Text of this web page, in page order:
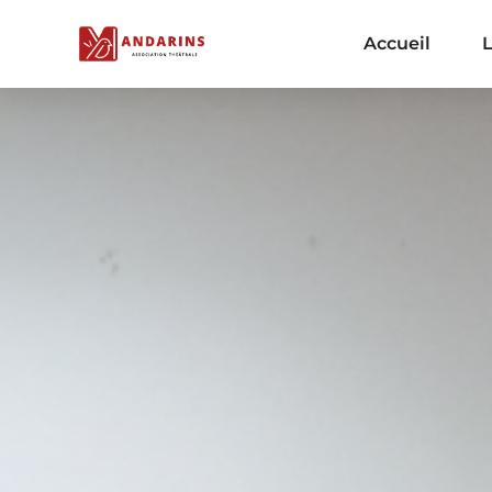
Accueil